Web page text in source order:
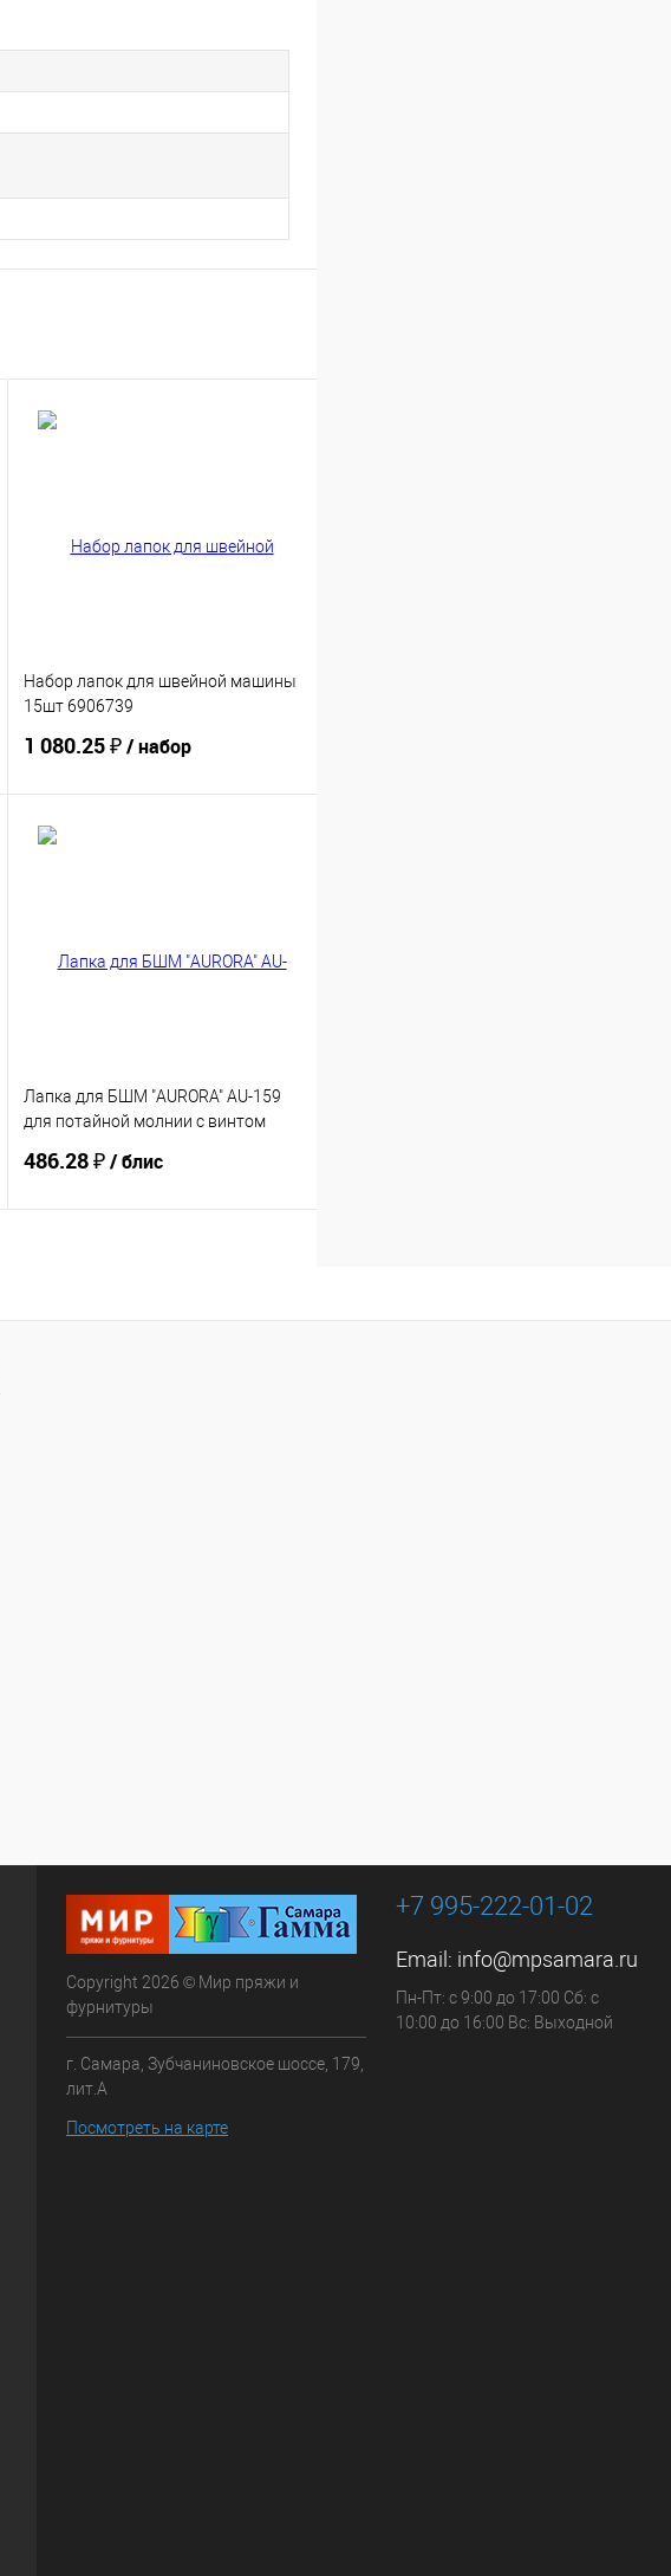
Набор лапок для швейной машины
15шт 6906739
1 080.25 ₽/ набор
Лапка для БШМ "AURORA" AU-159
для потайной молнии с винтом
486.28 ₽/ блис
В избранное
Copyright 2026 © Мир пряжи и
фурнитуры
г. Самара, Зубчаниновское шоссе, 179,
лит.А
Посмотреть на карте
+7 995-222-01-02
Email: info@mpsamara.ru
Пн-Пт: с 9:00 до 17:00 Сб: с
10:00 до 16:00 Вс: Выходной